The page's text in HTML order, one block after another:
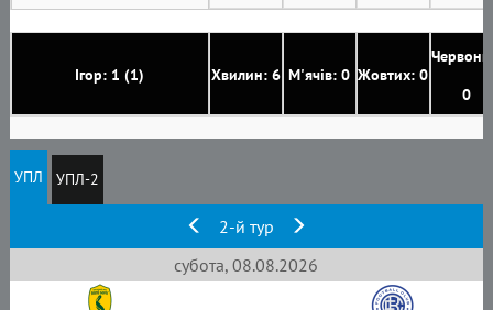
Ігор: 1 (1) Хвилин: 6 М'ячів: 0 Жовтих: 0
0
УПЛ УПЛ-2
2-й тур
субота, 08.08.2026